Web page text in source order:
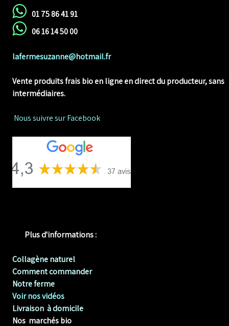
01 75 86 41 91
06 16 14 50 00
lafermesuzanne@hotmail.fr
Vente produits frais bio en ligneen direct du producteur, sans
intermédiaires.
Nous suivre sur Facebook
Plus d'informations :
Collagène naturel
Comment commander
Notre ferme
Voir nos vidéos
Livraison à domicile
Nos marchés bio